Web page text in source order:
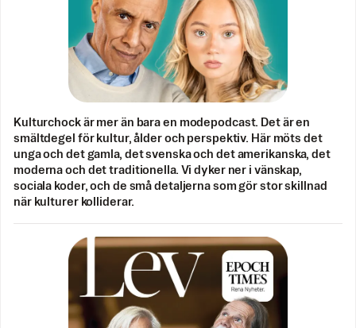
Kulturchock är mer än bara en modepodcast. Det är en
smältdegel för kultur, ålder och perspektiv. Här möts det
unga och det gamla, det svenska och det amerikanska, det
moderna och det traditionella. Vi dyker ner i vänskap,
sociala koder, och de små detaljerna som gör stor skillnad
när kulturer kolliderar.